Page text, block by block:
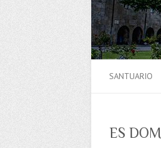
SANTUARIO
ES